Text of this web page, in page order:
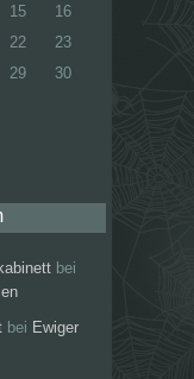
15
16
22
23
29
30
bei
bei Ewiger